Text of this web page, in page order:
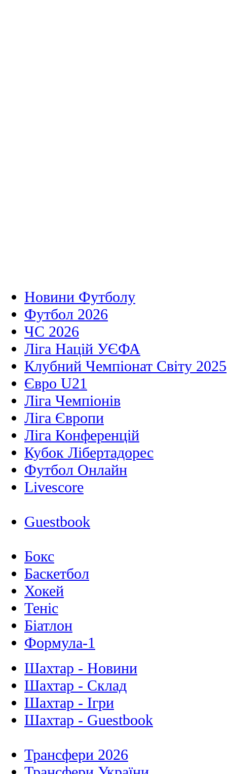
Новини Футболу
Футбол 2026
ЧС 2026
Ліга Націй УЄФА
Клубний Чемпіонат Світу 2025
Євро U21
Ліга Чемпіонів
Ліга Європи
Ліга Конференцій
Кубок Лібертадорес
Футбол Онлайн
Livescore
Guestbook
Бокс
Баскетбол
Хокей
Теніс
Біатлон
Формула-1
Шахтар - Новини
Шахтар - Склад
Шахтар - Ігри
Шахтар - Guestbook
Трансфери 2026